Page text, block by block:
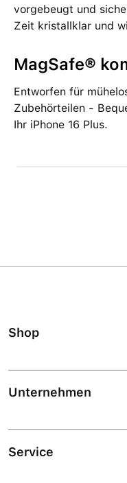
vorgebeugt und
Zeit kristallklar und
MagSafe®
Entworfen für
Zubehörteilen -
Ihr iPhone 16 Plus.
Shop
Unternehmen
Service